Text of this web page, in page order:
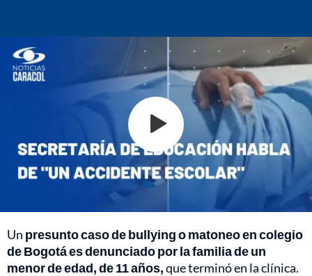
Un presunto caso de bullying o matoneo en colegio
de Bogotá es denunciado por la familia de un
menor de edad, de 11 años,que terminó en la clínica.